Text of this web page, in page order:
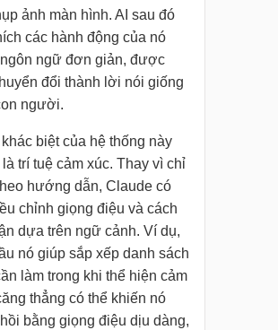
ảnh màn hình. AI sau đó
các hành động của nó
ngữ đơn giản, được
đổi thành lời nói giống
người.
biệt của hệ thống này
trí tuệ cảm xúc. Thay vì chỉ
hướng dẫn, Claude có
chỉnh giọng điệu và cách
dựa trên ngữ cảnh. Ví dụ,
nó giúp sắp xếp danh sách
làm trong khi thể hiện cảm
thẳng có thể khiến nó
bằng giọng điệu dịu dàng,